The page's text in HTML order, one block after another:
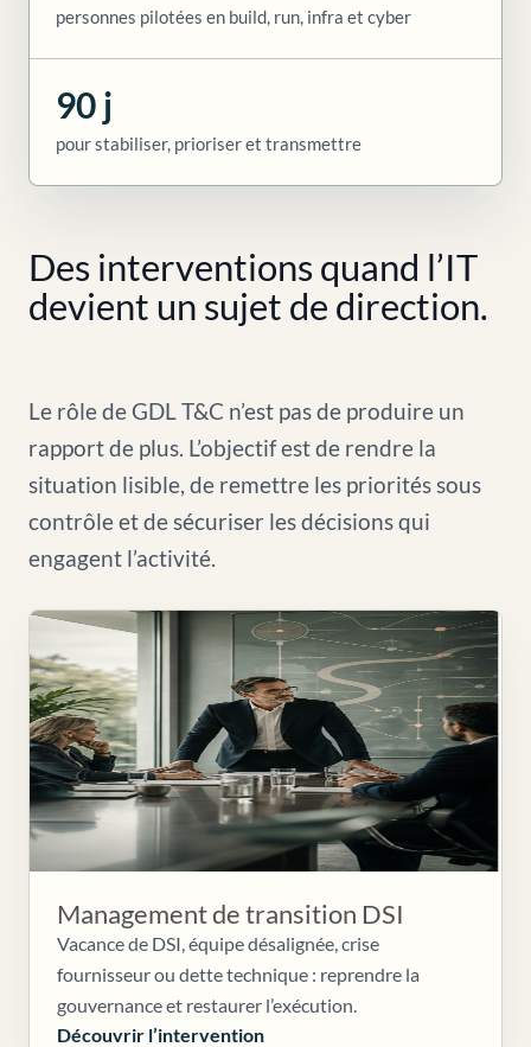
personnes pilotées en build, run, infra et cyber
90 j
pour stabiliser, prioriser et transmettre
Des interventions quand l’IT
devient un sujet de direction.
Le rôle de GDL T&C n’est pas de produire un
rapport de plus. L’objectif est de rendre la
situation lisible, de remettre les priorités sous
contrôle et de sécuriser les décisions qui
engagent l’activité.
Management de transition DSI
Vacance de DSI, équipe désalignée, crise
fournisseur ou dette technique : reprendre la
gouvernance et restaurer l’exécution.
Découvrir l’intervention